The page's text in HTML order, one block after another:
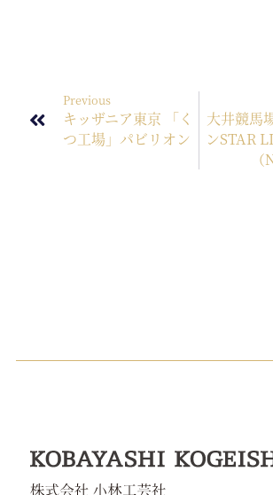
Previous
キッザニア東京 「く
つ工場」パビリオン
大井競馬
ンSTAR